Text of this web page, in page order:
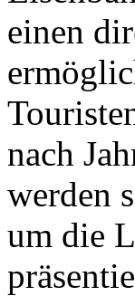
einen
nach
werden
um die